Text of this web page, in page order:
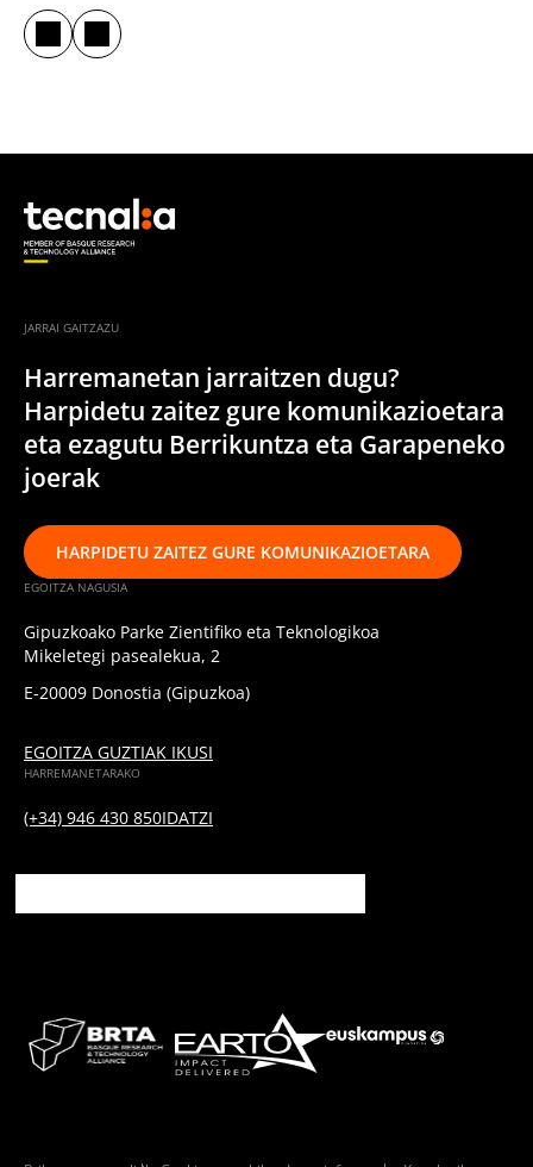
JARRAI GAITZAZU
Harremanetan jarraitzen dugu?
Harpidetu zaitez gure komunikazioetara
eta ezagutu Berrikuntza eta Garapeneko
joerak
HARPIDETU ZAITEZ GURE KOMUNIKAZIOETARA
EGOITZA NAGUSIA
Gipuzkoako Parke Zientifiko eta Teknologikoa
Mikeletegi pasealekua, 2
E-20009 Donostia (Gipuzkoa)
EGOITZA GUZTIAK IKUSI
HARREMANETARAKO
(+34) 946 430 850IDATZI